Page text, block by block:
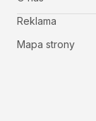
Reklama
Mapa strony